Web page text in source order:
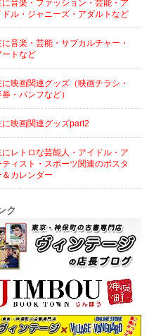
に音楽・ファッション・芸能・ア
ドル・ジャニーズ・アダルトなど
に音楽・芸能・サブカルチャー・
ートなど
に映画関連グッズ（映画チラシ・
券・パンフなど）
に映画関連グッズpart2
にレトロな芸能人・アイドル・ア
ティスト・スポーツ関連のポスタ
＆カレンダー
ク